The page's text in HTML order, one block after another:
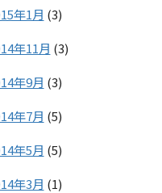
年1月 (3)
年11月 (3)
年9月 (3)
年7月 (5)
年5月 (5)
年3月 (1)